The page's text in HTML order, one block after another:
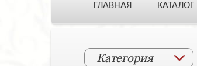
ГЛАВНАЯ КАТАЛОГ
Категория